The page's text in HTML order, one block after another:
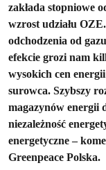
zakłada stopniowe
wzrost udziału
odchodzenia od
efekcie grozi nam
wysokich cen
surowca. Szybszy
magazynów energii
niezależność
energetyczne –
Greenpeace Polska.